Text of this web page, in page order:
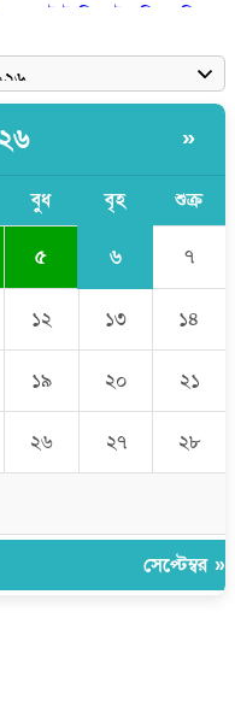
ক্রিয়েটর রিপন মিয়া
ধ্বংস করল ইরান
রক্ষা করো’
»
বুধ বৃহ শুক্র
৫ ৬ ৭
১২ ১৩ ১৪
১৯ ২০ ২১
২৬ ২৭ ২৮
সেপ্টেম্বর »